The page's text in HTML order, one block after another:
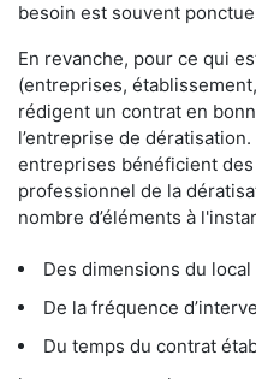
besoin est souvent
En revanche, pour ce qui
(entreprises,
rédigent un contrat en
l’entreprise de
entreprises bénéficient
professionnel de la
nombre d’éléments à
Des dimensions du local
De la fréquence
Du temps du contrat